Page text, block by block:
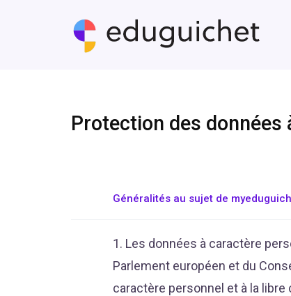
Protection des données
Généralités au sujet de
1. Les données à caractère
Parlement européen et du
caractère personnel et à la